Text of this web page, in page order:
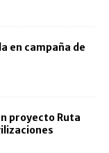
en campaña de
proyecto Ruta